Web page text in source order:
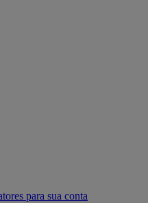
para sua conta